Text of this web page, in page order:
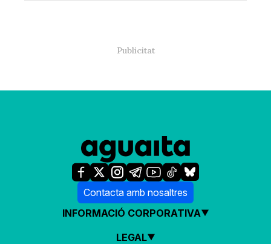
Contacta amb nosaltres
INFORMACIÓ CORPORATIVA
LEGAL